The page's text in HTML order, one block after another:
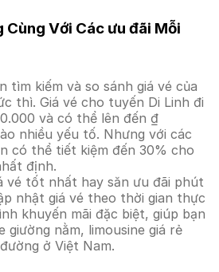
Cùng Với Các ưu đãi Mỗi
tìm kiếm và so sánh giá vé của
thì. Giá vé cho tuyến Di Linh đi
và có thể lên đến ₫
nhiều yếu tố. Nhưng với các
có thể tiết kiệm đến 30% cho
định.
vé tốt nhất hay săn ưu đãi phút
nhật giá vé theo thời gian thực
khuyến mãi đặc biệt, giúp bạn
giường nằm, limousine giá rẻ
ở Việt Nam.